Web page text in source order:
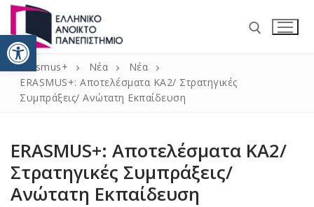
Ανοίξτε τη γραμμή
Αρχική
Νέα
Erasmus+ Νέα
Νέα
ERASMUS+: Αποτελέσματα KA2/ Στρατηγικές
Συμπράξεις/ Ανώτατη Εκπαίδευση
ERASMUS+: Αποτελέσματα KA2/
Στρατηγικές Συμπράξεις/
Ανώτατη Εκπαίδευση